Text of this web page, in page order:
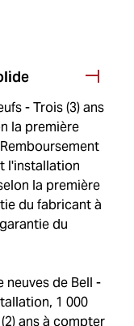
- Trois (3) ans
la première
l'installation
la première
du fabricant à
du
neuves de Bell -
1 000
ans à compter